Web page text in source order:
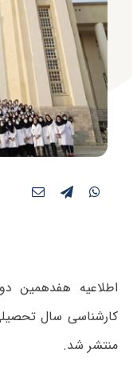
اطلاعیه هفدهمین
منتشر شد.